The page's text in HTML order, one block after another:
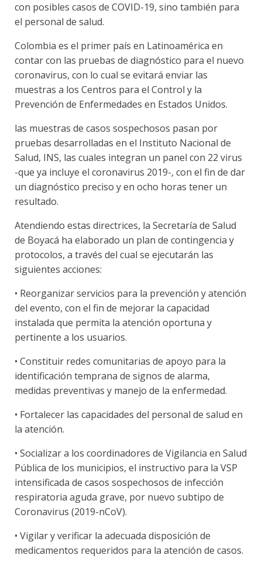
con posibles casos de COVID-19, sino también para
el personal de salud.
Colombia es el primer país en Latinoamérica en
contar con las pruebas de diagnóstico para el nuevo
coronavirus, con lo cual se evitará enviar las
muestras a los Centros para el Control y la
Prevención de Enfermedades en Estados Unidos.
las muestras de casos sospechosos pasan por
pruebas desarrolladas en el Instituto Nacional de
Salud, INS, las cuales integran un panel con 22 virus
-que ya incluye el coronavirus 2019-, con el fin de dar
un diagnóstico preciso y en ocho horas tener un
resultado.
Atendiendo estas directrices, la Secretaría de Salud
de Boyacá ha elaborado un plan de contingencia y
protocolos, a través del cual se ejecutarán las
siguientes acciones:
• Reorganizar servicios para la prevención y atención
del evento, con el fin de mejorar la capacidad
instalada que permita la atención oportuna y
pertinente a los usuarios.
• Constituir redes comunitarias de apoyo para la
identificación temprana de signos de alarma,
medidas preventivas y manejo de la enfermedad.
• Fortalecer las capacidades del personal de salud en
la atención.
• Socializar a los coordinadores de Vigilancia en Salud
Pública de los municipios, el instructivo para la VSP
intensificada de casos sospechosos de infección
respiratoria aguda grave, por nuevo subtipo de
Coronavirus (2019-nCoV).
• Vigilar y verificar la adecuada disposición de
medicamentos requeridos para la atención de casos.